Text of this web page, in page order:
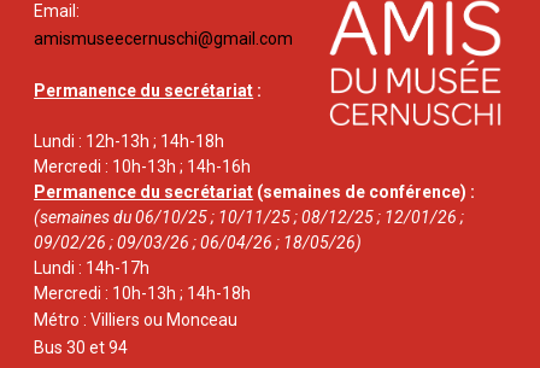
Email:
amismuseecernuschi@gmail.com
Permanence du secrétariat :
Lundi : 12h-13h ; 14h-18h
Mercredi : 10h-13h ; 14h-16h
Permanence du secrétariat (semaines de conférence) :
(semaines du 06/10/25 ; 10/11/25 ; 08/12/25 ; 12/01/26 ;
09/02/26 ; 09/03/26 ; 06/04/26 ; 18/05/26)
Lundi : 14h-17h
Mercredi : 10h-13h ; 14h-18h
Métro : Villiers ou Monceau
Bus 30 et 94